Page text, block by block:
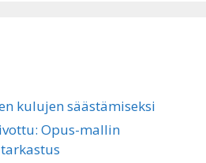
kulujen säästämiseksi
Opus-mallin